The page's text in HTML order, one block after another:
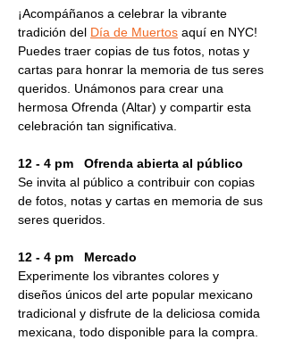
¡Acompáñanos a celebrar la vibrante
tradición del Día de Muertos aquí en NYC!
Puedes traer copias de tus fotos, notas y
cartas para honrar la memoria de tus seres
queridos. Unámonos para crear una
hermosa Ofrenda (Altar) y compartir esta
celebración tan significativa.
12 - 4 pm   Ofrenda abierta al público
Se invita al público a contribuir con copias
de fotos, notas y cartas en memoria de sus
seres queridos.
12 - 4 pm   Mercado
Experimente los vibrantes colores y
diseños únicos del arte popular mexicano
tradicional y disfrute de la deliciosa comida
mexicana, todo disponible para la compra.